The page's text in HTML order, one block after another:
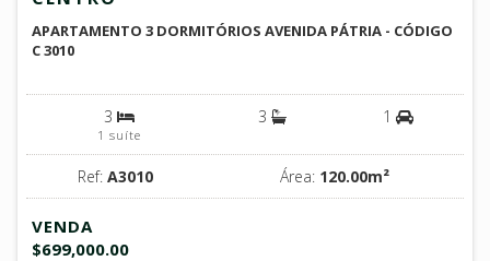
APARTAMENTO 3 DORMITÓRIOS AVENIDA PÁTRIA - CÓDIGO
C 3010
3
1 suíte
3 1
Ref: A3010 Área: 120.00m²
VENDA
$699,000.00